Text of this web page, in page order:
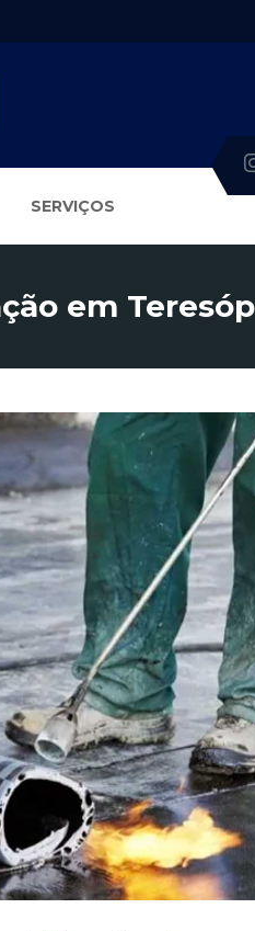
SERVIÇOS
em